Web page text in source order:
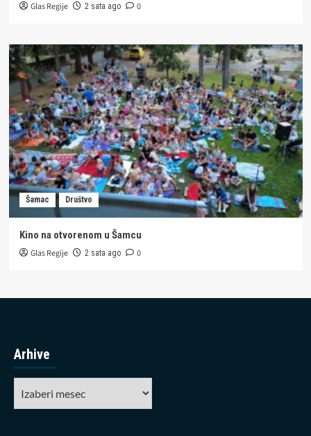
Glas Regije 2 sata ago 0
Šamac Društvo
Kino na otvorenom u Šamcu
Glas Regije 2 sata ago 0
Arhive